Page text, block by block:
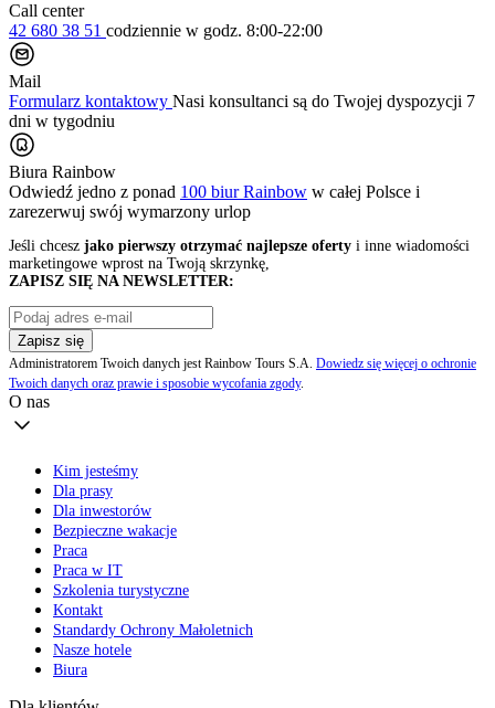
Call center
42 680 38 51 codziennie w godz. 8:00-22:00
Mail
Formularz kontaktowy Nasi konsultanci są do Twojej dyspozycji 7
dni w tygodniu
Biura Rainbow
Odwiedź jedno z ponad 100 biur Rainbow w całej Polsce i
zarezerwuj swój wymarzony urlop
Jeśli chcesz jako pierwszy otrzymać najlepsze oferty i inne wiadomości
marketingowe wprost na Twoją skrzynkę,
ZAPISZ SIĘ NA NEWSLETTER:
Zapisz się
Administratorem Twoich danych jest Rainbow Tours S.A. Dowiedz się więcej o ochronie
Twoich danych oraz prawie i sposobie wycofania zgody.
O nas
Kim jesteśmy
Dla prasy
Dla inwestorów
Bezpieczne wakacje
Praca
Praca w IT
Szkolenia turystyczne
Kontakt
Standardy Ochrony Małoletnich
Nasze hotele
Biura